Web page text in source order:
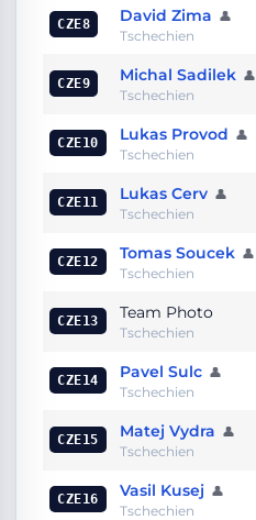
CZE8 David Zima 👤
Tschechien
CZE9 Michal Sadilek 👤
Tschechien
CZE10 Lukas Provod 👤
Tschechien
CZE11 Lukas Cerv 👤
Tschechien
CZE12 Tomas Soucek 👤
Tschechien
CZE13 Team Photo
Tschechien
CZE14 Pavel Sulc 👤
Tschechien
CZE15 Matej Vydra 👤
Tschechien
CZE16 Vasil Kusej 👤
Tschechien